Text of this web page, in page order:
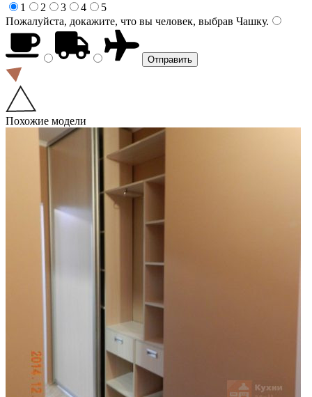
1
2 3 4
5
Пожалуйста, докажите, что вы человек, выбрав Чашку.
Похожие модели